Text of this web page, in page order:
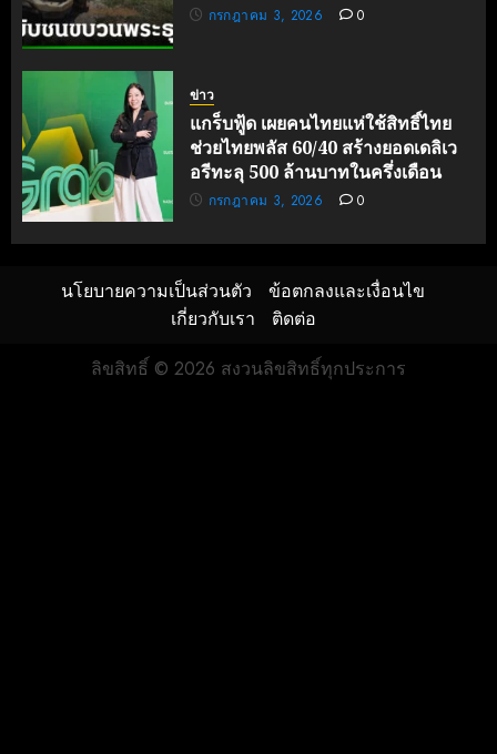
กรกฎาคม 3, 2026 0
ข่าว
แกร็บฟู้ด เผยคนไทยแห่ใช้สิทธิ์ไทย
ช่วยไทยพลัส 60/40 สร้างยอดเดลิเว
อรีทะลุ 500 ล้านบาทในครึ่งเดือน
กรกฎาคม 3, 2026 0
นโยบายความเป็นส่วนตัว
ข้อตกลงและเงื่อนไข
เกี่ยวกับเรา
ติดต่อ
ลิขสิทธิ์ © 2026 สงวนลิขสิทธิ์ทุกประการ